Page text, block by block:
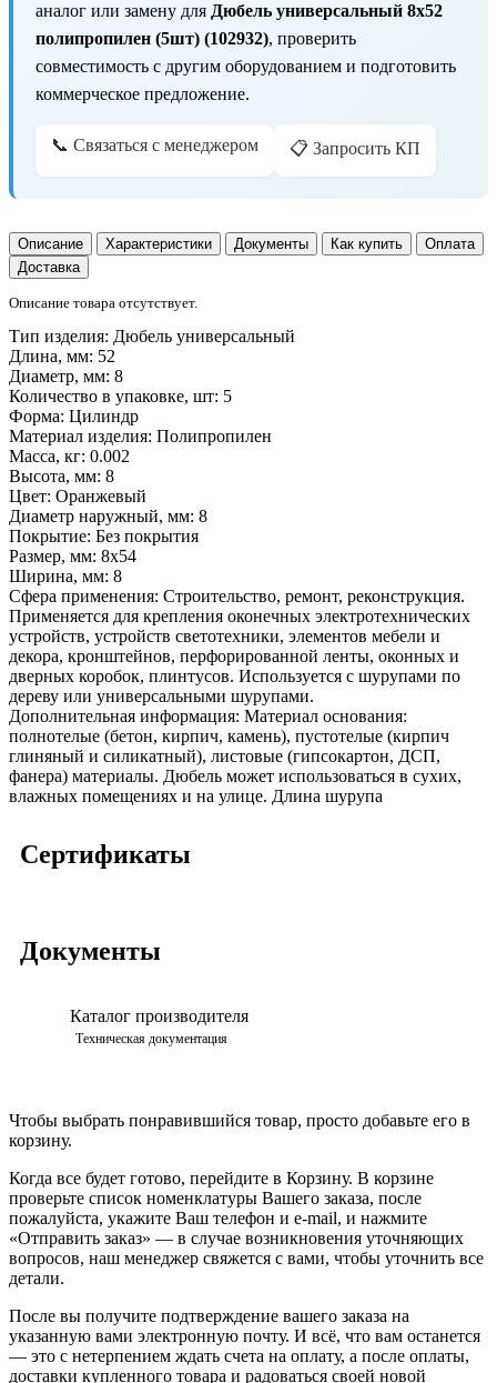
аналог или замену для Дюбель универсальный 8х52
полипропилен (5шт) (102932), проверить
совместимость с другим оборудованием и подготовить
коммерческое предложение.
📞 Связаться с менеджером 📋 Запросить КП
Описание Характеристики Документы Как купить
Оплата
Доставка
Описание товара отсутствует.
Тип изделия: Дюбель универсальный
Длина, мм: 52
Диаметр, мм: 8
Количество в упаковке, шт: 5
Форма: Цилиндр
Материал изделия: Полипропилен
Масса, кг: 0.002
Высота, мм: 8
Цвет: Оранжевый
Диаметр наружный, мм: 8
Покрытие: Без покрытия
Размер, мм: 8x54
Ширина, мм: 8
Сфера применения: Строительство, ремонт, реконструкция.
Применяется для крепления оконечных электротехнических
устройств, устройств светотехники, элементов мебели и
декора, кронштейнов, перфорированной ленты, оконных и
дверных коробок, плинтусов. Используется с шурупами по
дереву или универсальными шурупами.
Дополнительная информация: Материал основания:
полнотелые (бетон, кирпич, камень), пустотелые (кирпич
глиняный и силикатный), листовые (гипсокартон, ДСП,
фанера) материалы. Дюбель может использоваться в сухих,
влажных помещениях и на улице. Длина шурупа
Сертификаты
Документы
Каталог производителя
Техническая документация
Чтобы выбрать понравившийся товар, просто добавьте его в
корзину.
Когда все будет готово, перейдите в Корзину. В корзине
проверьте список номенклатуры Вашего заказа, после
пожалуйста, укажите Ваш телефон и e-mail, и нажмите
«Отправить заказ» — в случае возникновения уточняющих
вопросов, наш менеджер свяжется с вами, чтобы уточнить все
детали.
После вы получите подтверждение вашего заказа на
указанную вами электронную почту. И всё, что вам останется
— это с нетерпением ждать счета на оплату, а после оплаты,
доставки купленного товара и радоваться своей новой